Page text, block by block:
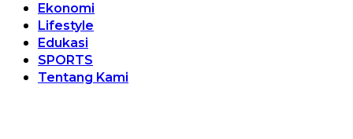
Ekonomi
Lifestyle
Edukasi
SPORTS
Tentang Kami